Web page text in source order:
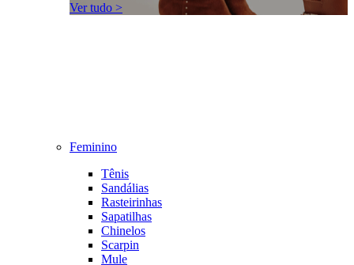
Ver tudo >
Feminino
Tênis
Sandálias
Rasteirinhas
Sapatilhas
Chinelos
Scarpin
Mule